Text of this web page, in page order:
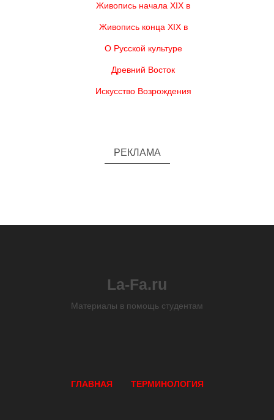
Живопись начала XIX в
Живопись конца XIX в
О Русской культуре
Древний Восток
Искусство Возрождения
РЕКЛАМА
La-Fa.ru
Материалы в помощь студентам
ГЛАВНАЯ ТЕРМИНОЛОГИЯ